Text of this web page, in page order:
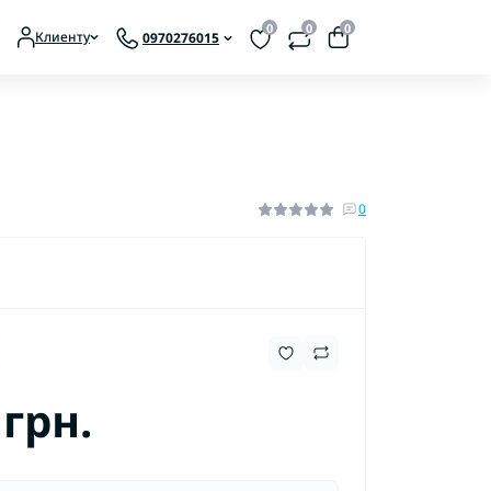
Клиенту 0970276015
0 0 0
0